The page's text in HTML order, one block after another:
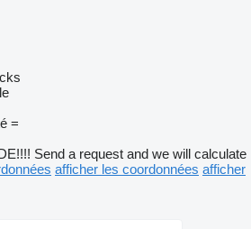
=
Send a request and we will calculate
afficher les coordonnées afficher